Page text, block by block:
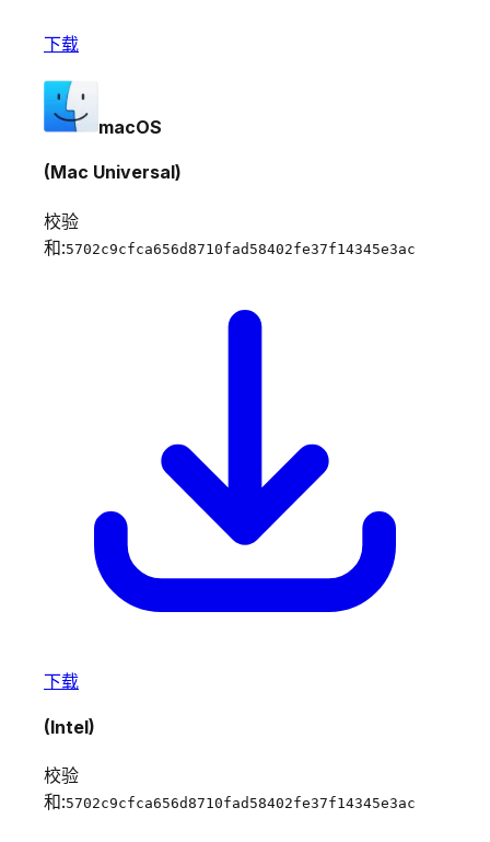
下载
macOS
(Mac Universal)
校验
和:5702c9cfca656d8710fad58402fe37f14345e3ac
下载
(Intel)
校验
和:5702c9cfca656d8710fad58402fe37f14345e3ac